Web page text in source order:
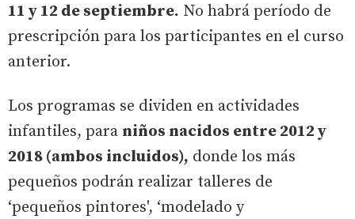
11 y 12 de septiembre. No habrá período de
prescripción para los participantes en el curso
anterior.
Los programas se dividen en actividades
infantiles, para niños nacidos entre 2012 y
2018 (ambos incluidos), donde los más
pequeños podrán realizar talleres de
‘pequeños pintores', ‘modelado y